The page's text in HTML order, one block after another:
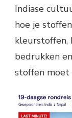
Indiase
hoe je
kleurstoffen,
bedrukken
stoffen moet